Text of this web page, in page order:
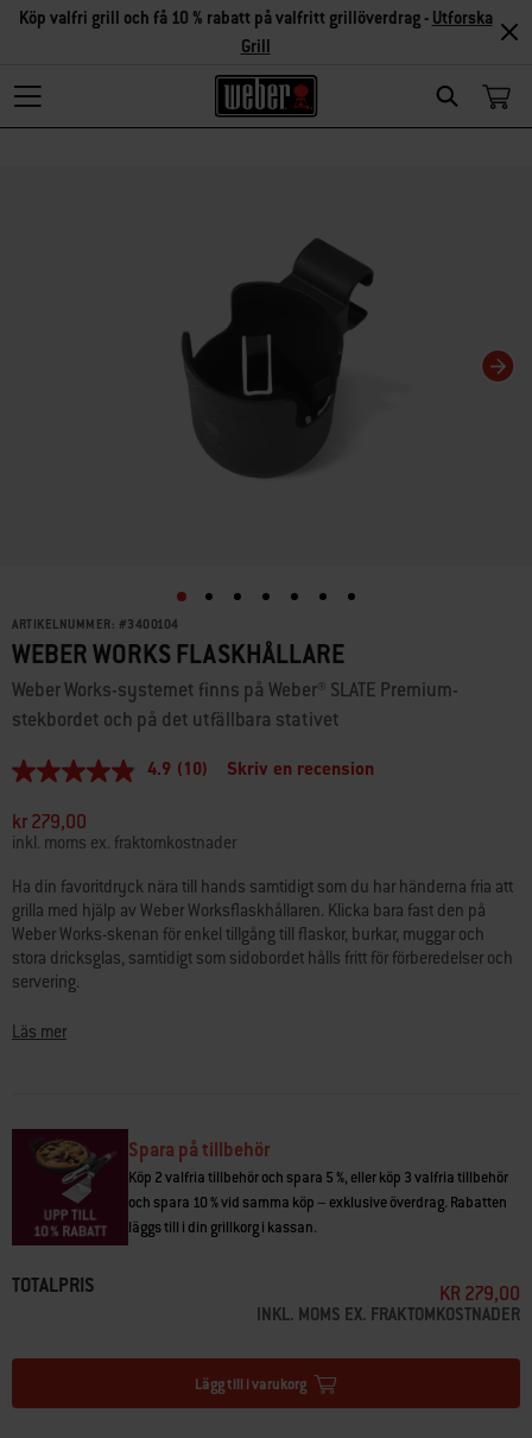
Search
Köp valfri grill och få 10 % rabatt på valfritt grillöverdrag - Utforska
Grill
ARTIKELNUMMER: #3400104
WEBER WORKS FLASKHÅLLARE
Weber Works-systemet finns på Weber® SLATE Premium-
stekbordet och på det utfällbara stativet
4.9
5
stjärnor,
genomsnittligt
betyg.
Read
10
Reviews.
Länk
till
samma
4.9 (10) Skriv en recension
kr 279,00
inkl. moms ex. fraktomkostnader
Ha din favoritdryck nära till hands samtidigt som du har händerna fria att
grilla med hjälp av Weber Worksflaskhållaren. Klicka bara fast den på
Weber Works-skenan för enkel tillgång till flaskor, burkar, muggar och
stora dricksglas, samtidigt som sidobordet hålls fritt för förberedelser och
servering.
Weber Works-flaskhållaren är en del av Weber Works förberedelse-,
snart.
• Fästs enkelt på Weber Works-skenan så att du har din favoritdryck nära
till hands
• Passar till en mängd olika flaskor, burkar, muggar och glas
• Frigör yta på sidobordet för förberedelser och servering
• Weber Works-systemet finns på Weber® SLATE Premium-stekbordet och
Läs mer
Spara på tillbehör
Köp 2 valfria tillbehör och spara 5 %, eller köp 3 valfria tillbehör
och spara 10 % vid samma köp – exklusive överdrag. Rabatten
läggs till i din grillkorg i kassan.
TOTALPRIS KR 279,00
INKL. MOMS EX. FRAKTOMKOSTNADER
Lägg till i varukorg